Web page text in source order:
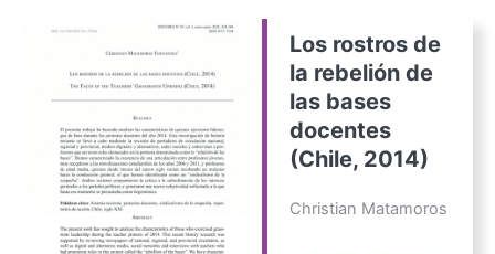
Los rostros de
la rebelión de
las bases
docentes
(Chile, 2014)
Christian Matamoros